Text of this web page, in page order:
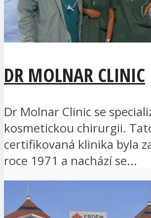
DR MOLNAR CLINIC
Dr Molnar Clinic se
kosmetickou chirurgii.
certifikovaná klinika byla
roce 1971 a nachází se...